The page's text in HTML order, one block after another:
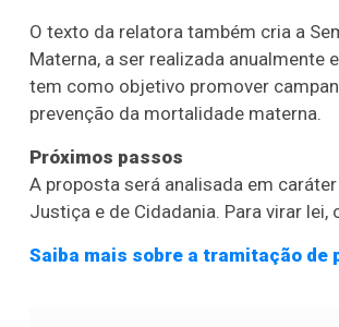
O texto da relatora também cria a
Materna, a ser realizada anualmente
tem como objetivo promover
prevenção da mortalidade materna.
Próximos passos
A proposta será analisada em
Justiça e de Cidadania. Para virar
Saiba mais sobre a tramitação de